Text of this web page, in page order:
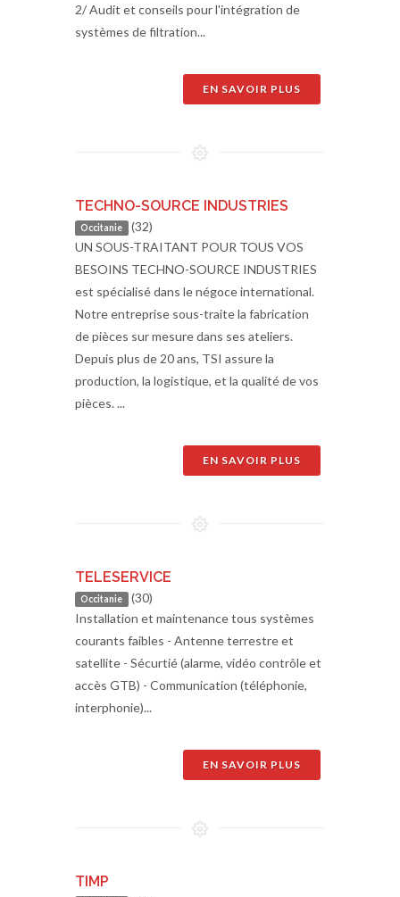
2/ Audit et conseils pour l'intégration de
systèmes de filtration...
EN SAVOIR PLUS
TECHNO-SOURCE INDUSTRIES
Occitanie (32)
UN SOUS-TRAITANT POUR TOUS VOS
BESOINS TECHNO-SOURCE INDUSTRIES
est spécialisé dans le négoce international.
Notre entreprise sous-traite la fabrication
de pièces sur mesure dans ses ateliers.
Depuis plus de 20 ans, TSI assure la
production, la logistique, et la qualité de vos
pièces. ...
EN SAVOIR PLUS
TELESERVICE
Occitanie (30)
Installation et maintenance tous systèmes
courants faibles - Antenne terrestre et
satellite - Sécurtié (alarme, vidéo contrôle et
accès GTB) - Communication (téléphonie,
interphonie)...
EN SAVOIR PLUS
TIMP